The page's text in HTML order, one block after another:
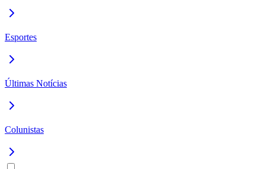
Esportes
Últimas Notícias
Colunistas